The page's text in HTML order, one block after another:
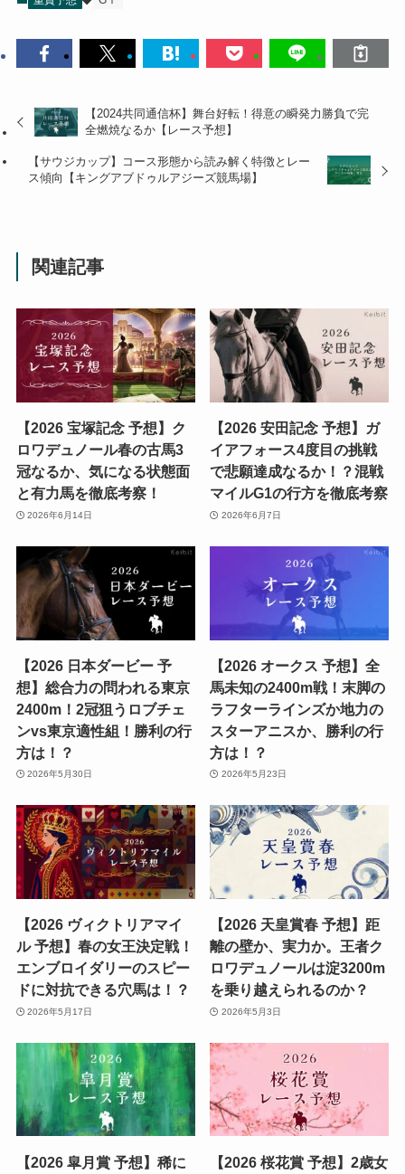
【2024共同通信杯】舞台好転！得意の瞬発力勝負で完
全燃焼なるか【レース予想】
【サウジカップ】コース形態から読み解く特徴とレー
ス傾向【キングアブドゥルアジーズ競馬場】
関連記事
【2026 宝塚記念 予想】ク
ロワデュノール春の古馬3
冠なるか、気になる状態面
と有力馬を徹底考察！
2026年6月14日
【2026 安田記念 予想】ガ
イアフォース4度目の挑戦
で悲願達成なるか！？混戦
マイルG1の行方を徹底考察
2026年6月7日
【2026 日本ダービー 予
想】総合力の問われる東京
2400m！2冠狙うロブチェ
ンvs東京適性組！勝利の行
方は！？
2026年5月30日
【2026 オークス 予想】全
馬未知の2400m戦！末脚の
ラフターラインズか地力の
スターアニスか、勝利の行
方は！？
2026年5月23日
【2026 ヴィクトリアマイ
ル 予想】春の女王決定戦！
エンブロイダリーのスピー
ドに対抗できる穴馬は！？
2026年5月17日
【2026 天皇賞春 予想】距
離の壁か、実力か。王者ク
ロワデュノールは淀3200m
を乗り越えられるのか？
2026年5月3日
【2026 皐月賞 予想】稀に
【2026 桜花賞 予想】2歳女